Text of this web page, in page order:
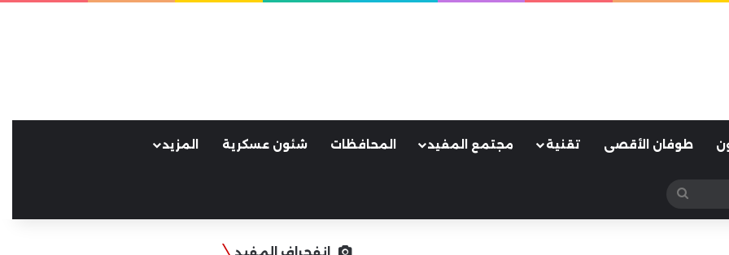
طوفان الأقصى تقنية مجتمع المفيد المحافظات شئون عسكرية المزيد
بحث
عن
انفجراف المفيد